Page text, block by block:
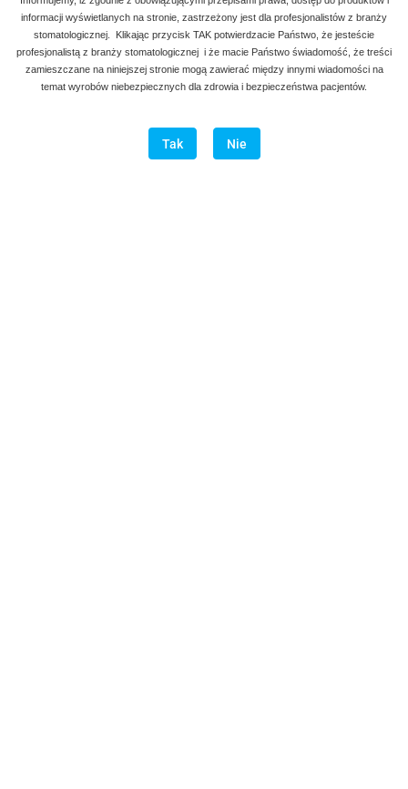
informacji wyświetlanych na stronie, zastrzeżony jest dla profesjonalistów z branży
stomatologicznej. Klikając przycisk TAK potwierdzacie Państwo, że jesteście
profesjonalistą z branży stomatologicznej i że macie Państwo świadomość, że treści
zamieszczane na niniejszej stronie mogą zawierać między innymi wiadomości na
temat wyrobów niebezpiecznych dla zdrowia i bezpieczeństwa pacjentów.
Tak Nie